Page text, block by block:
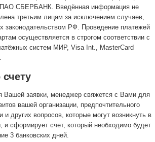
ПАО СБЕРБАНК. Введённая информация не
третьим лицам за исключением случаев,
законодательством РФ. Проведение платежей
осуществляется в строгом соответствии с
систем МИР, Visa Int., MasterCard
Вашей заявки, менеджер свяжется с Вами для
вашей организации, предпочтительного
и других вопросов, которые могут возникнуть в
и сформирует счет, который необходимо будет
3 банковских дней.